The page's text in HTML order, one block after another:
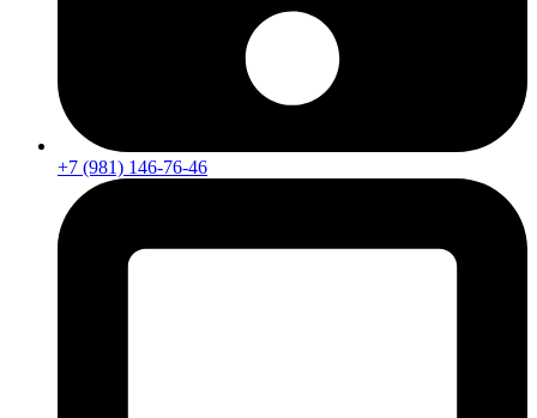
+7 (981) 146-76-46